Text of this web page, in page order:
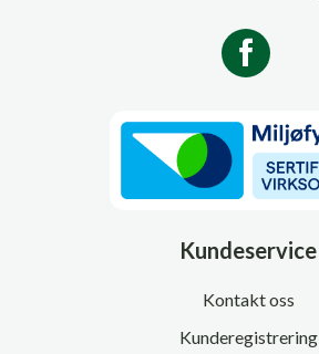
Kundeservice
Kontakt oss
Kunderegistrering